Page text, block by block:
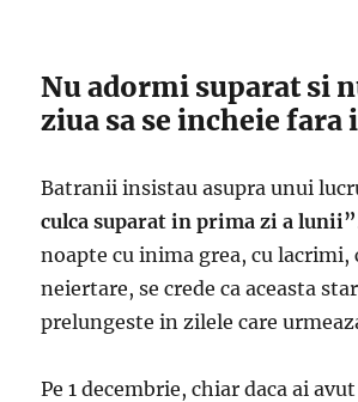
Nu adormi suparat si
ziua sa se incheie fara
Batranii insistau asupra unui
culca suparat in prima zi a lunii”
noapte cu inima grea, cu lacrimi,
neiertare, se crede ca aceasta
prelungeste in zilele care
Pe 1 decembrie, chiar daca ai